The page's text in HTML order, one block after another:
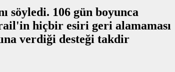
söyledi. 106 gün boyunca
hiçbir esiri geri alamaması
verdiği desteği takdir